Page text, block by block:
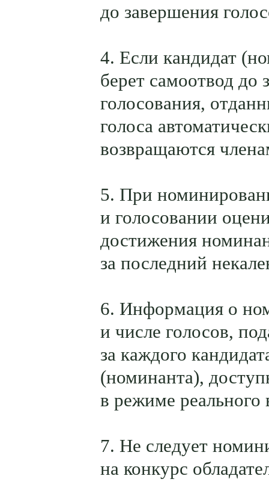
до завершения
4. Если кандидат
берет самоотвод до
голосования,
голоса
возвращаются
5. При
и голосовании
достижения
за последний
6. Информация о
и числе голосов,
за каждого
(номинанта),
в режиме реального
7. Не следует
на конкурс